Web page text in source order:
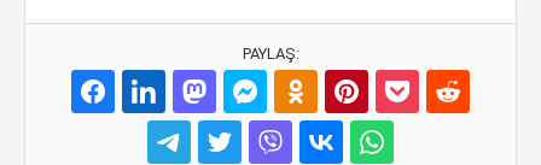
PAYLAŞ: